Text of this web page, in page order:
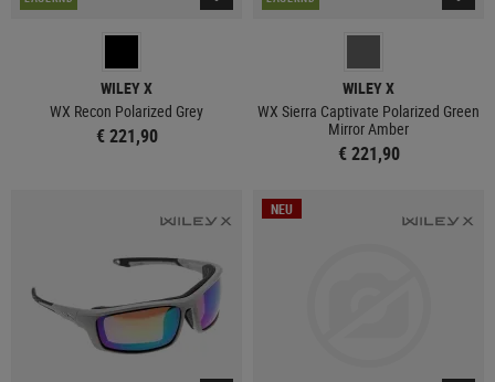
WILEY X
WX Recon Polarized Grey
€ 221,90
WILEY X
WX Sierra Captivate Polarized Green
Mirror Amber
€ 221,90
NEU